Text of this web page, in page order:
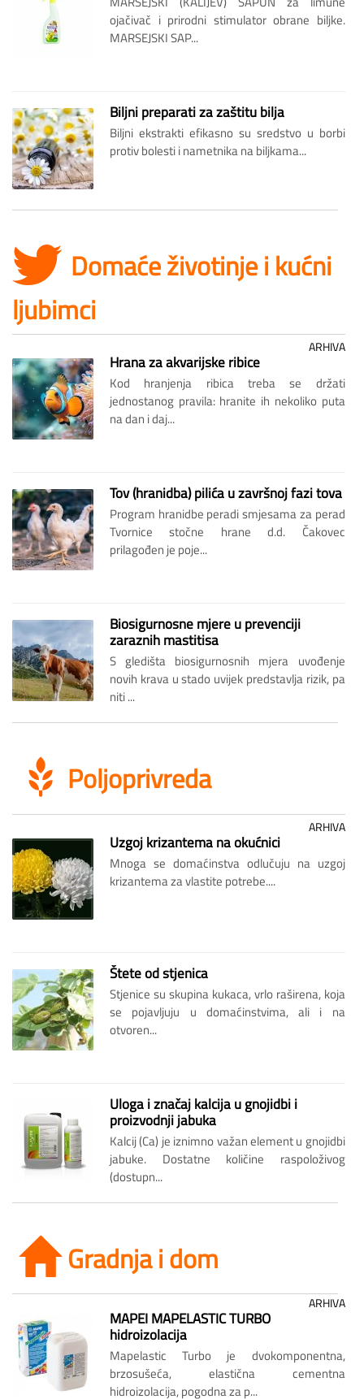
ojačivač i prirodni stimulator obrane biljke.
MARSEJSKI SAP...
Biljni preparati za zaštitu bilja
Biljni ekstrakti efikasno su sredstvo u borbi
protiv bolesti i nametnika na biljkama...
Domaće životinje i kućni
ljubimci
ARHIVA
Hrana za akvarijske ribice
Kod hranjenja ribica treba se držati
jednostanog pravila: hranite ih nekoliko puta
na dan i daj...
Tov (hranidba) pilića u završnoj fazi tova
Program hranidbe peradi smjesama za perad
Tvornice stočne hrane d.d. Čakovec
prilagođen je poje...
Biosigurnosne mjere u prevenciji
zaraznih mastitisa
S gledišta biosigurnosnih mjera uvođenje
novih krava u stado uvijek predstavlja rizik, pa
niti ...
Poljoprivreda
ARHIVA
Uzgoj krizantema na okućnici
Mnoga se domaćinstva odlučuju na uzgoj
krizantema za vlastite potrebe....
Štete od stjenica
Stjenice su skupina kukaca, vrlo raširena, koja
se pojavljuju u domaćinstvima, ali i na
otvoren...
Uloga i značaj kalcija u gnojidbi i
proizvodnji jabuka
Kalcij (Ca) je iznimno važan element u gnojidbi
jabuke. Dostatne količine raspoloživog
(dostupn...
Gradnja i dom
ARHIVA
MAPEI MAPELASTIC TURBO
hidroizolacija
Mapelastic Turbo je dvokomponentna,
brzosušeća, elastična cementna
hidroizolacija, pogodna za p...